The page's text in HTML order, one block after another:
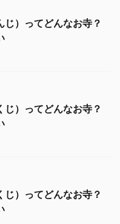
じ）ってどんなお寺？
じ）ってどんなお寺？
じ）ってどんなお寺？